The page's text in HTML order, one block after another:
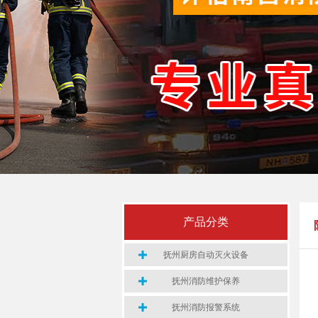
产品分类
抚州厨房自动灭火设备
抚州消防维护保养
抚州消防报警系统